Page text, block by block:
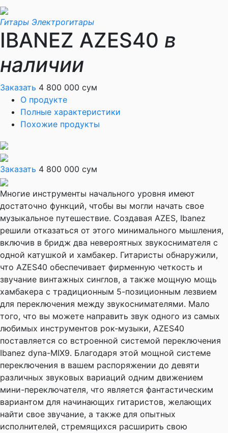
Гитары Электрогитары
IBANEZ AZES40 в
наличии
Заказать 4 800 000 сум
О продукте
Полные характеристики
Похожие продукты
Заказать 4 800 000 сум
Многие инструменты начального уровня имеют
достаточно функций, чтобы вы могли начать свое
музыкальное путешествие. Создавая AZES, Ibanez
решили отказаться от этого минимального мышления,
включив в бридж два невероятных звукоснимателя с
одной катушкой и хамбакер. Гитаристы обнаружили,
что AZES40 обеспечивает фирменную четкость и
звучание винтажных синглов, а также мощную мощь
хамбакера с традиционным 5-позиционным лезвием
для переключения между звукоснимателями. Мало
того, что вы можете направить звук одного из самых
любимых инструментов рок-музыки, AZES40
поставляется со встроенной системой переключения
Ibanez dyna-MIX9. Благодаря этой мощной системе
переключения в вашем распоряжении до девяти
различных звуковых вариаций одним движением
мини-переключателя, что является фантастическим
вариантом для начинающих гитаристов, желающих
найти свое звучание, а также для опытных
исполнителей, стремящихся расширить свою